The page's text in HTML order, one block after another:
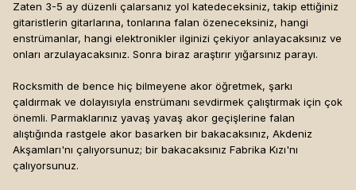
Zaten 3-5 ay düzenli çalarsanız yol katedeceksiniz, takip ettiğiniz
gitaristlerin gitarlarına, tonlarına falan özeneceksiniz, hangi
enstrümanlar, hangi elektronikler ilginizi çekiyor anlayacaksınız ve
onları arzulayacaksınız. Sonra biraz araştırır yığarsınız parayı.
Rocksmith de bence hiç bilmeyene akor öğretmek, şarkı
çaldırmak ve dolayısıyla enstrümanı sevdirmek çalıştırmak için çok
önemli. Parmaklarınız yavaş yavaş akor geçişlerine falan
alıştığında rastgele akor basarken bir bakacaksınız, Akdeniz
Akşamları'nı çalıyorsunuz; bir bakacaksınız Fabrika Kızı'nı
çalıyorsunuz.